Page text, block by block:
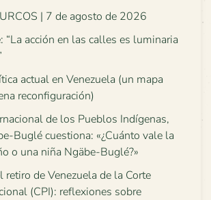
| 7 de agosto de 2026
“La acción en las calles es luminaria
actual en Venezuela (un mapa
reconfiguración)
de los Pueblos Indígenas,
Buglé cuestiona: «¿Cuánto vale la
o una niña Ngäbe-Buglé?»
retiro de Venezuela de la Corte
(CPI): reflexiones sobre